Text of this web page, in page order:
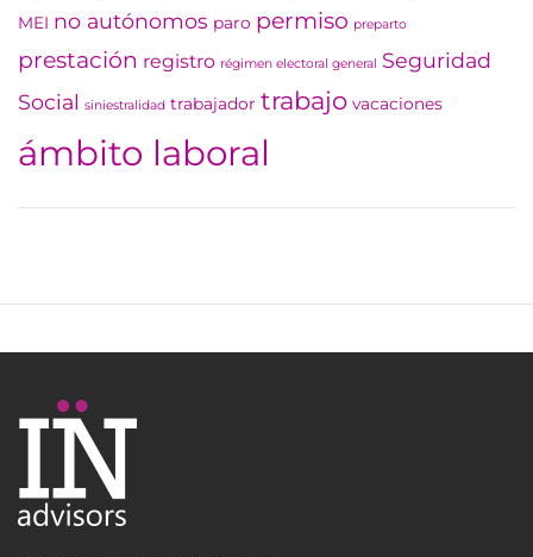
MEI no autónomos paro permiso preparto
prestación registro régimen electoral general
Seguridad
Social siniestralidad trabajador trabajo vacaciones
ámbito laboral